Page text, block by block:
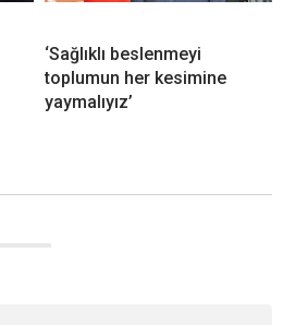
‘Sağlıklı beslenmeyi
toplumun her kesimine
yaymalıyız’